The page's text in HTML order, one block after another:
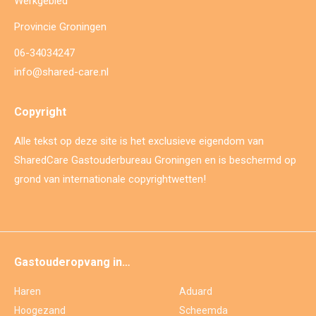
Provincie Groningen
06-34034247
info@shared-care.nl
Copyright
Alle tekst op deze site is het exclusieve eigendom van
SharedCare Gastouderbureau Groningen en is beschermd op
grond van internationale copyrightwetten!
Gastouderopvang in…
Haren
Hoogezand
Aduard
Scheemda